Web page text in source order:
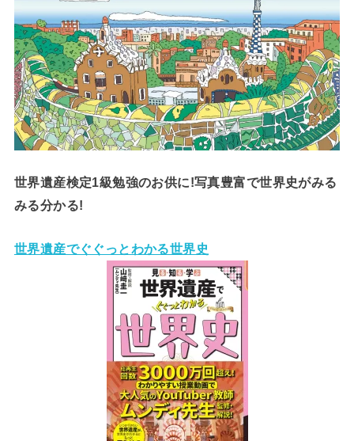
世界遺産検定1級勉強のお供に!写真豊富で世界史がみる
みる分かる!
世界遺産でぐぐっとわかる世界史